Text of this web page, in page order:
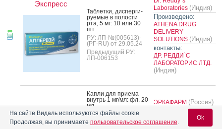
Экспресс
Таб­летки, дис­перги­
ру­емые в по­лос­ти
рта, 5 мг: 10 или 30
шт.
РУ: ЛП-№(005613)-
(РГ-RU) от 29.05.24
Предыдущий РУ:
ЛП-006153
Laboratories (Индия)
Произведено:
ATHENA DRUG
DELIVERY
SOLUTIONS (Индия)
контакты:
ДР. РЕДДИ`С
ЛАБОРАТОРИС ЛТД.
(Индия)
Аллерголан
Кап­ли для при­ема
внутрь 1 мг/мл: фл. 20
мл
РУ: ЛП-007120 от
24.06.21
ЭРКАФАРМ (Россия)
Произведено:
ФАРМАЦЕВТИЧЕСКА
На сайте Видаль используются файлы cookie
Продолжая, вы принимаете пользовательское соглашение.
Ok